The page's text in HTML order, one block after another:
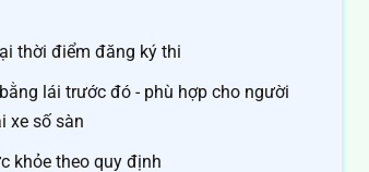
thời điểm đăng ký thi
lái trước đó - phù hợp cho người
xe số sàn
khỏe theo quy định